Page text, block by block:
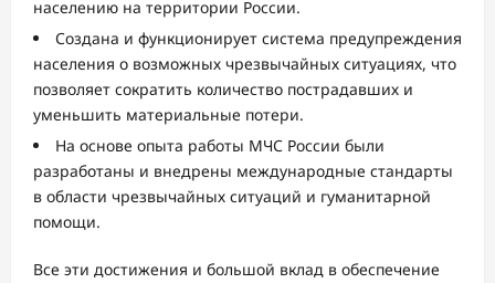
населению на территории России.
Создана и функционирует система предупреждения
населения о возможных чрезвычайных ситуациях, что
позволяет сократить количество пострадавших и
уменьшить материальные потери.
На основе опыта работы МЧС России были
разработаны и внедрены международные стандарты
в области чрезвычайных ситуаций и гуманитарной
помощи.
Все эти достижения и большой вклад в обеспечение